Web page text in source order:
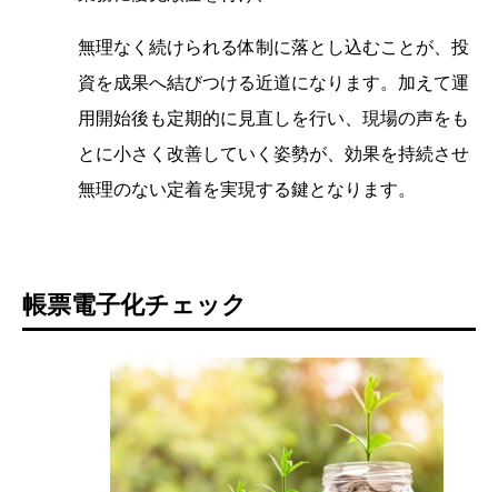
無理なく続けられる体制に落とし込むことが、投
資を成果へ結びつける近道になります。加えて運
用開始後も定期的に見直しを行い、現場の声をも
とに小さく改善していく姿勢が、効果を持続させ
無理のない定着を実現する鍵となります。
帳票電子化チェック